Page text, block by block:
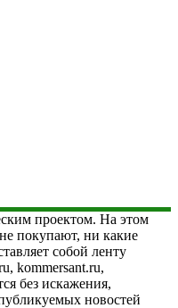
проектом. На этом
покупают, ни какие
собой ленту
kommersant.ru,
без искажения,
новостей